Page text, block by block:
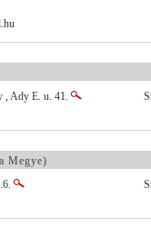
, Ady E. u. 41.
Megye)